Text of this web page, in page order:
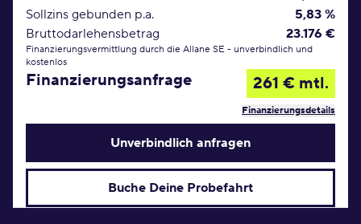
Sollzins gebunden p.a.
5,83 %
Bruttodarlehensbetrag
23.176 €
Finanzierungsvermittlung durch die Allane SE - unverbindlich und
kostenlos
Finanzierungsanfrage 261 € mtl.
Finanzierungsdetails
Unverbindlich anfragen
Buche Deine Probefahrt